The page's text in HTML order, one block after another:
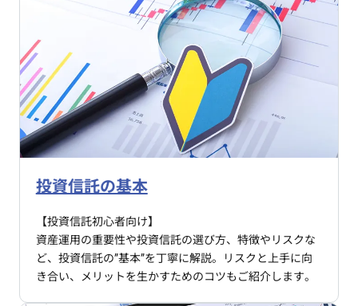
投資信託の基本
【投資信託初心者向け】
資産運用の重要性や投資信託の選び方、特徴やリスクな
ど、投資信託の”基本”を丁寧に解説。リスクと上手に向
き合い、メリットを生かすためのコツもご紹介します。